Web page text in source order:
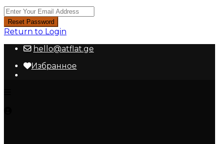
Reset Password
Return to Login
hello@atflat.ge
Избранное